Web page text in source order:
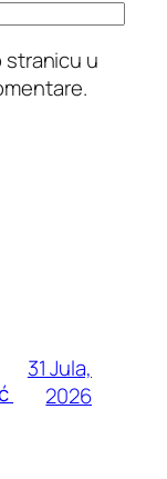
stranicu u
31 Jula,
2026